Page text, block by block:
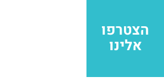
הצטרפו
אלינו